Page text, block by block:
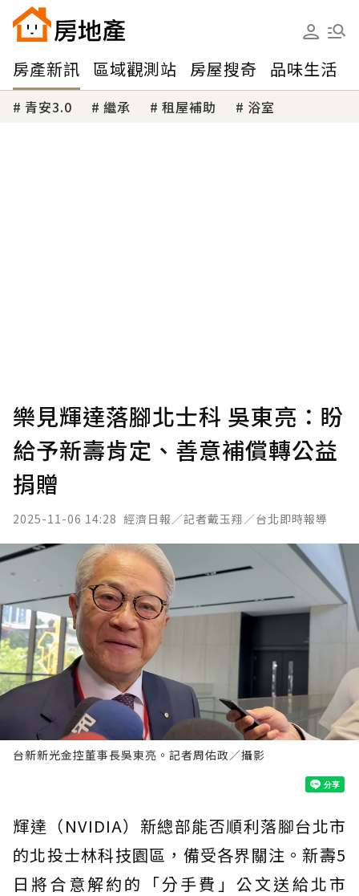
房產新訊 區域觀測站 房屋搜奇 品味生活
青安3.0 繼承 租屋補助 浴室
樂見輝達落腳北士科 吳東亮：盼
給予新壽肯定、善意補償轉公益
捐贈
2025-11-06 14:28 經濟日報／記者戴玉翔／台北即時報導
台新新光金控董事長吳東亮。記者周佑政／攝影
輝達（NVIDIA）新總部能否順利落腳台北市
的北投士林科技園區，備受各界關注。新壽5
日將合意解約的「分手費」公文送給北市